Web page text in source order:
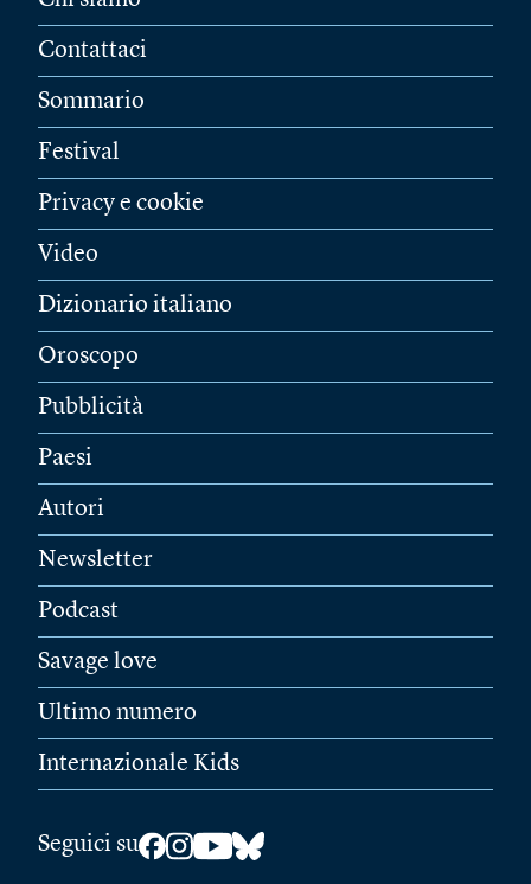
Contattaci
Sommario
Festival
Privacy e cookie
Video
Dizionario italiano
Oroscopo
Pubblicità
Paesi
Autori
Newsletter
Podcast
Savage love
Ultimo numero
Internazionale Kids
Seguici su